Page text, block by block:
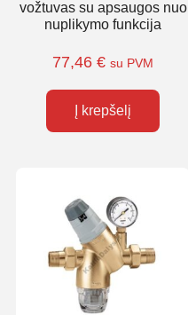
vožtuvas su apsaugos nuo
nuplikymo funkcija
77,46 € su PVM
Į krepšelį